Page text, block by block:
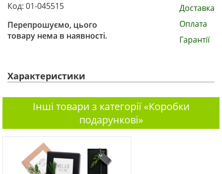
Код: 01-045515
Перепрошуємо, цього
товару нема в наявності.
Доставка
Оплата
Гарантії
Характеристики
Інші товари з категорії «Коробки
подарункові»